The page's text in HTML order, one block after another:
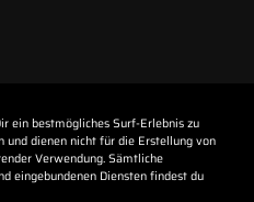
geschlossen
10:00 - 12:00 und 14:00 - 16:30
ein bestmögliches Surf-Erlebnis zu
und dienen nicht für die Erstellung von
Verwendung. Sämtliche
eingebundenen Diensten findest du